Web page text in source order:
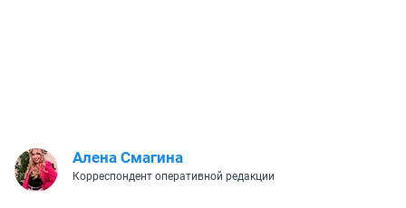
Алена Смагина
Корреспондент оперативной редакции